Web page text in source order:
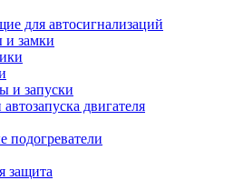
для автосигнализаций
замки
и запуски
двигателя
подогреватели
защита